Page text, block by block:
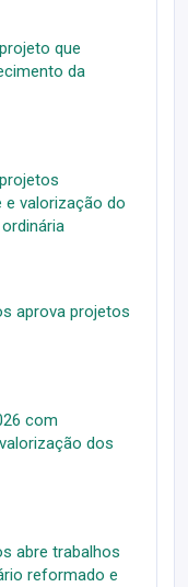
que
da
e valorização do
aprova projetos
com
dos
abre trabalhos
reformado e